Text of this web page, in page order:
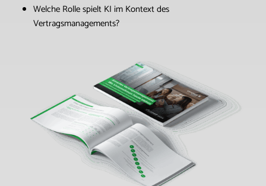
Welche Rolle spielt KI im Kontext des
Vertragsmanagements?